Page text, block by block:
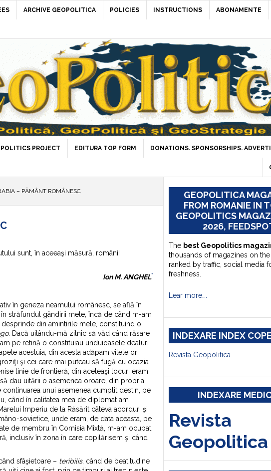
ARCHIVE GEOPOLITICA POLICIES INSTRUCTIONS ABONAMENTE
PROJECT EDITURA TOP FORM DONATIONS. SPONSORSHIPS.
– PĂMÂNT ROMÂNESC
sunt, în aceeaşi măsură, români!
Ion M. ANGHEL*
în geneza neamului românesc, se află în
străfundul gândirii mele, încă de când m-am
din amintirile mele, constituind o
. Dacă uitându-mă zilnic să văd când răsare
pe retină o constituiau unduioasele dealuri
acestuia, din acesta adăpam vitele ori
şi cei care mai puteau să fugă cu ocazia
linie de frontieră; din aceleaşi locuri eram
dau uitării o asemenea oroare, din propria
unui asemenea cumplit destin, pe
când în calitatea mea de diplomat am
Imperiu de la Răsărit câteva acorduri şi
sovietice, unde eram, de data aceasta, pe
de membru în Comisia Mixtă, m-am ocupat,
inclusiv în zona în care copilărisem şi când
sfâşietoare – teribilis, când de beatitudine
GEOPOLITICA
FROM ROMANIE IN
GEOPOLITICS
2026,
The best Geopolitics
thousands of magazines on
ranked by traffic, social media
freshness.
Lear more….
INDEXARE INDEX
Revista Geopolitica
INDEXARE
Revista
Geopolitica